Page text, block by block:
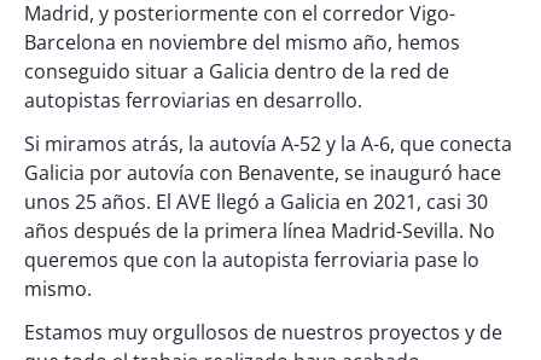
Madrid, y posteriormente con el corredor Vigo-
Barcelona en noviembre del mismo año, hemos
conseguido situar a Galicia dentro de la red de
autopistas ferroviarias en desarrollo.
Si miramos atrás, la autovía A-52 y la A-6, que conecta
Galicia por autovía con Benavente, se inauguró hace
unos 25 años. El AVE llegó a Galicia en 2021, casi 30
años después de la primera línea Madrid-Sevilla. No
queremos que con la autopista ferroviaria pase lo
mismo.
Estamos muy orgullosos de nuestros proyectos y de